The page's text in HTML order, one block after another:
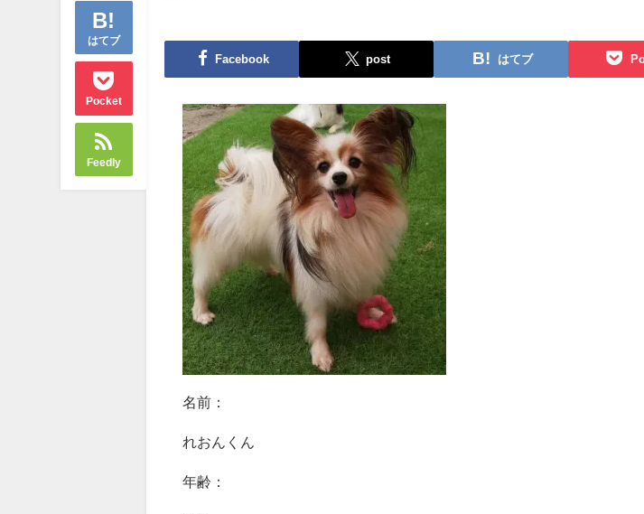
はてブ
Pocket
Feedly
Facebook post はてブ
名前：
れおんくん
年齢：